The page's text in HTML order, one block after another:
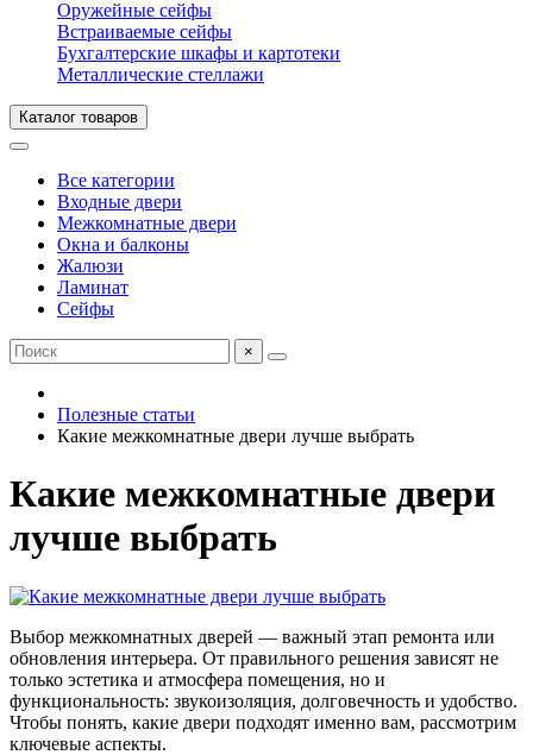
Оружейные сейфы
Встраиваемые сейфы
Бухгалтерские шкафы и картотеки
Металлические стеллажи
Каталог товаров
Все категории
Входные двери
Межкомнатные двери
Окна и балконы
Жалюзи
Ламинат
Сейфы
×
Полезные статьи
Какие межкомнатные двери лучше выбрать
Какие межкомнатные двери
лучше выбрать
Выбор межкомнатных дверей — важный этап ремонта или
обновления интерьера. От правильного решения зависят не
только эстетика и атмосфера помещения, но и
функциональность: звукоизоляция, долговечность и удобство.
Чтобы понять, какие двери подходят именно вам, рассмотрим
ключевые аспекты.